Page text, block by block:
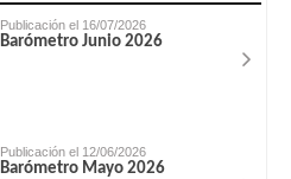
Publicación el 16/07/2026
Barómetro Junio 2026
Publicación el 12/06/2026
Barómetro Mayo 2026